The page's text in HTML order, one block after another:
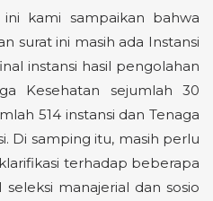
kami sampaikan bahwa
surat ini masih ada Instansi
instansi hasil pengolahan
Kesehatan sejumlah 30
514 instansi dan Tenaga
Di samping itu, masih perlu
terhadap beberapa
manajerial dan sosio